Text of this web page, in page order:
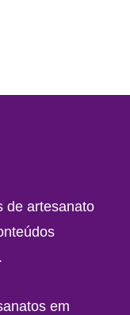
de artesanato
em